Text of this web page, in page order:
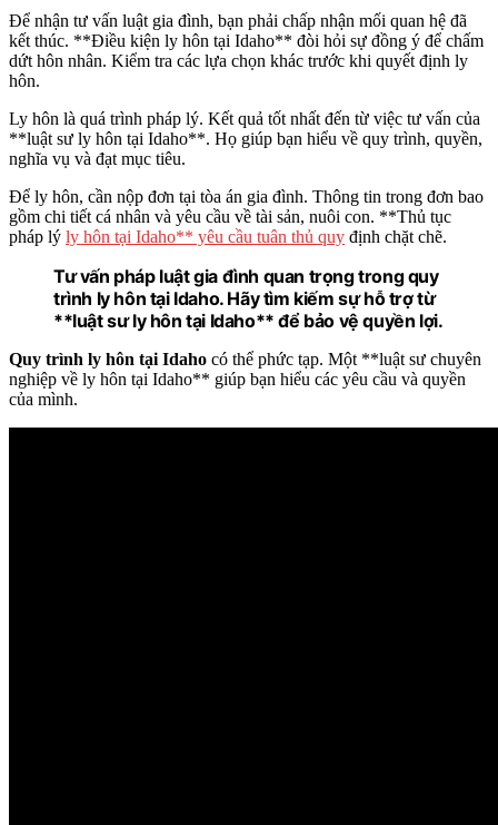
Để nhận tư vấn luật gia đình, bạn phải chấp nhận mối quan hệ đã
kết thúc. **Điều kiện ly hôn tại Idaho** đòi hỏi sự đồng ý để chấm
dứt hôn nhân. Kiểm tra các lựa chọn khác trước khi quyết định ly
hôn.
Ly hôn là quá trình pháp lý. Kết quả tốt nhất đến từ việc tư vấn của
**luật sư ly hôn tại Idaho**. Họ giúp bạn hiểu về quy trình, quyền,
nghĩa vụ và đạt mục tiêu.
Để ly hôn, cần nộp đơn tại tòa án gia đình. Thông tin trong đơn bao
gồm chi tiết cá nhân và yêu cầu về tài sản, nuôi con. **Thủ tục
pháp lý ly hôn tại Idaho** yêu cầu tuân thủ quy định chặt chẽ.
Tư vấn pháp luật gia đình quan trọng trongquy
trình ly hôn tại Idaho.Hãy tìm kiếm sự hỗ trợ từ
**luật sư ly hôn tại Idaho** để bảo vệ quyền lợi.
Quy trình ly hôn tại Idaho có thể phức tạp. Một **luật sư chuyên
nghiệp về ly hôn tại Idaho** giúp bạn hiểu các yêu cầu và quyền
của mình.